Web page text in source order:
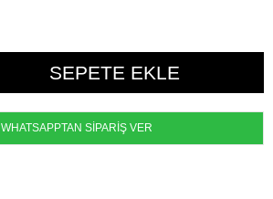
WHATSAPPTAN SİPARİŞ VER